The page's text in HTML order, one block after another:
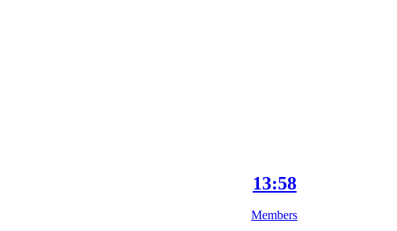
13:58
Members